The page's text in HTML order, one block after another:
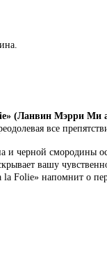
(Ланвин Мэрри Ми
все
и черной
вашу
Folie» напомнит о